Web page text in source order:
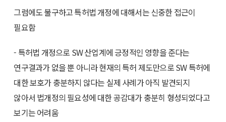
그럼에도 불구하고 특허법 개정에 대해서는 신중한 접근이
필요함
- 특허법 개정으로 SW 산업계에 긍정적인 영향을 준다는
연구결과가 없을 뿐 아니라 현재의 특허 제도만으로 SW 특허에
대한 보호가 충분하지 않다는 실제 사례가 아직 발견되지
않아서 법개정의 필요성에 대한 공감대가 충분히 형성되었다고
보기는 어려움